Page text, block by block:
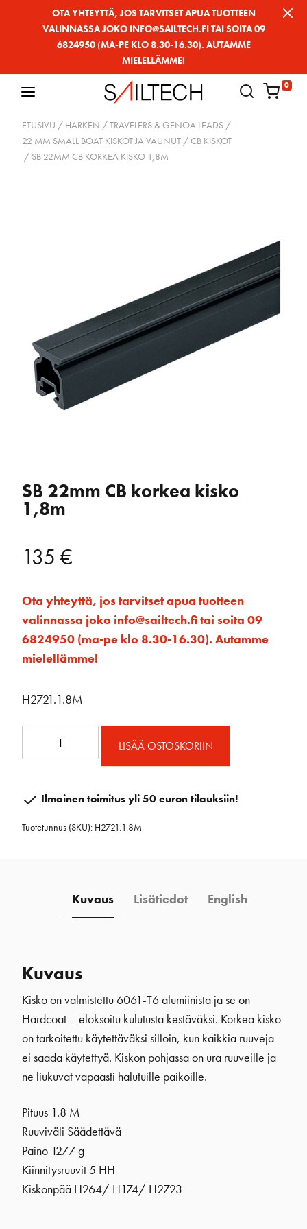
OTA YHTEYTTÄ, JOS TARVITSET APUA TUOTTEEN
VALINNASSA JOKO INFO@SAILTECH.FI TAI SOITA 09
6824950 (MA-PE KLO 8.30-16.30). AUTAMME
MIELELLÄMME!
0
ETUSIVU / HARKEN /TRAVELERS & GENOA LEADS /
22 MM SMALL BOAT KISKOT JA VAUNUT /CB KISKOT
/ SB 22MM CB KORKEA KISKO 1,8M
SB 22mm CB korkea kisko
1,8m
135 €
Ota yhteyttä, jos tarvitset apua tuotteen
valinnassa joko info@sailtech.fi tai soita 09
6824950 (ma-pe klo 8.30-16.30). Autamme
mielellämme!
H2721.1.8M
korkea
1,8m
LISÄÄ OSTOSKORIIN
Ilmainen toimitus yli 50 euron tilauksiin!
Tuotetunnus (SKU): H2721.1.8M
Kuvaus Lisätiedot English
Kuvaus
Kisko on valmistettu 6061-T6 alumiinista ja se on
Hardcoat – eloksoitu kulutusta kestäväksi. Korkea kisko
on tarkoitettu käytettäväksi silloin, kun kaikkia ruuveja
ei saada käytettyä. Kiskon pohjassa on ura ruuveille ja
ne liukuvat vapaasti halutuille paikoille.
Pituus 1.8 M
Ruuviväli Säädettävä
Paino 1277 g
Kiinnitysruuvit 5 HH
Kiskonpää H264/ H174/ H2723